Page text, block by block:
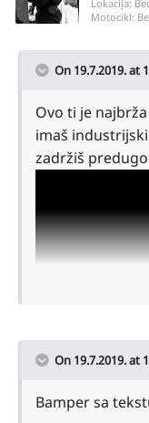
Lokacija:
Motocikl:
On 19.7.2019. at
Ovo ti je
imaš
zadržiš
On 19.7.2019. at
Bamper sa